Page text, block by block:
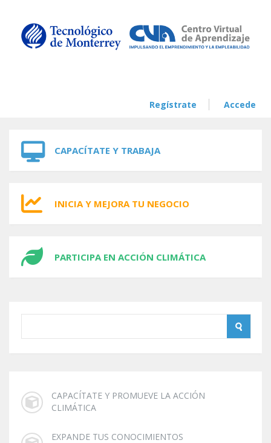
Regístrate Accede
CAPACÍTATE Y TRABAJA
INICIA Y MEJORA TU NEGOCIO
PARTICIPA EN ACCIÓN CLIMÁTICA
CAPACÍTATE Y PROMUEVE LA ACCIÓN
CLIMÁTICA
EXPANDE TUS CONOCIMIENTOS